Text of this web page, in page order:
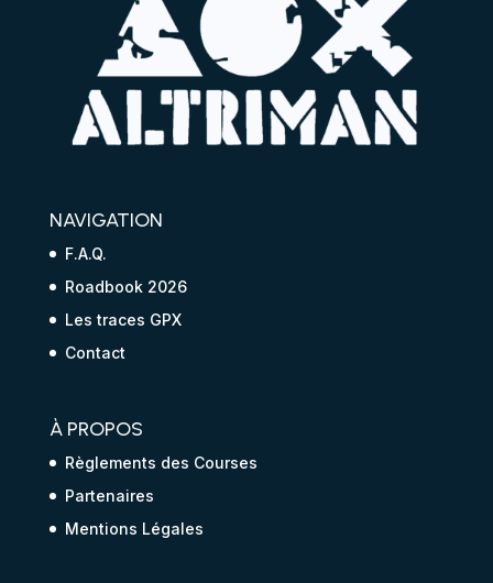
NAVIGATION
F.A.Q.
Roadbook 2026
Les traces GPX
Contact
À PROPOS
Règlements des Courses
Partenaires
Mentions Légales